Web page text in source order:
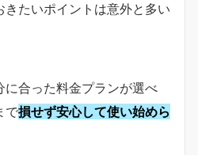
きたいポイントは意外と多い
に合った料金プランが選べ
で損せず安心して使い始めら